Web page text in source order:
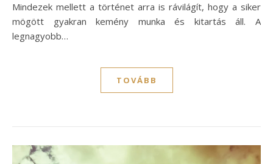
Mindezek mellett a történet arra is rávilágít, hogy a siker
mögött gyakran kemény munka és kitartás áll. A
legnagyobb…
TOVÁBB